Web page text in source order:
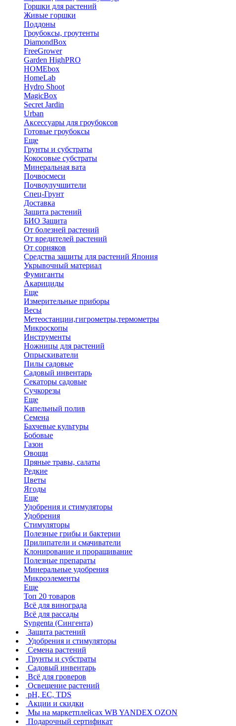
Горшки для растений
Живые горшки
Поддоны
Гроубоксы, гроутенты
DiamondBox
FreeGrower
Garden HighPRO
HOMEbox
HomeLab
Hydro Shoot
MagicBox
Secret Jardin
Urban
Аксессуары для гроубоксов
Готовые гроубоксы
Еще
Грунты и субстраты
Кокосовые субстраты
Минеральная вата
Почвосмеси
Почвоулучшители
Спец-Грунт
Доставка
Защита растений
БИО Защита
От болезней растений
От вредителей растений
От сорняков
Средства защиты для растений Япония
Укрывочный материал
Фумиганты
Акарициды
Еще
Измерительные приборы
Весы
Метеостанции,гигрометры,термометры
Микроскопы
Инструменты
Ножницы для растений
Опрыскиватели
Пилы садовые
Садовый инвентарь
Секаторы садовые
Сучкорезы
Еще
Капельный полив
Семена
Бахчевые культуры
Бобовые
Газон
Овощи
Пряные травы, салаты
Редкие
Цветы
Ягоды
Еще
Удобрения и стимуляторы
Удобрения
Стимуляторы
Полезные грибы и бактерии
Прилипатели и смачиватели
Клонирование и проращивание
Полезные препараты
Минеральные удобрения
Микроэлементы
Еще
Топ 20 товаров
Всё для винограда
Всё для рассады
Syngenta (Сингента)
Защита растений
Удобрения и стимуляторы
Семена растений
Грунты и субстраты
Садовый инвентарь
Всё для гроверов
Освещение растений
pH, EC, TDS
Акции и скидки
Мы на маркетплейсах WB YANDEX OZON
Подарочный сертификат